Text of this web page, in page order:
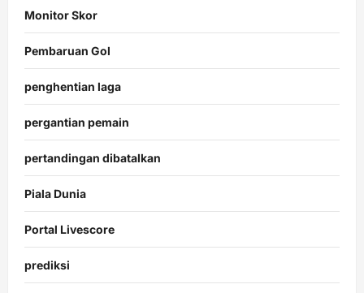
Monitor Skor
Pembaruan Gol
penghentian laga
pergantian pemain
pertandingan dibatalkan
Piala Dunia
Portal Livescore
prediksi